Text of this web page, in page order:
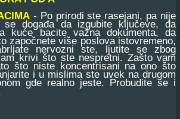
- Po prirodi ste rasejani, pa nije
događa da izgubite ključeve, da
kuće bacite važna dokumenta, da
započnete više poslova istovremeno,
nervozni ste, ljutite se zbog
krivi što ste nespretni. Zašto vam
što niste koncentrisani na ono što
i u mislima ste uvek na drugom
gde realno jeste. Probudite se i